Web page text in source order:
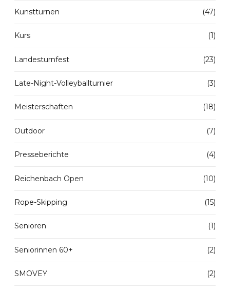
Kunstturnen (47)
Kurs (1)
Landesturnfest (23)
Late-Night-Volleyballturnier (3)
Meisterschaften (18)
Outdoor (7)
Presseberichte (4)
Reichenbach Open (10)
Rope-Skipping (15)
Senioren (1)
Seniorinnen 60+ (2)
SMOVEY (2)